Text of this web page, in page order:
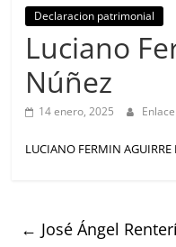
Declaracion patrimonial
Luciano
Núñez
14 enero, 2025
LUCIANO FERMIN AGUIRRE
← José Ángel